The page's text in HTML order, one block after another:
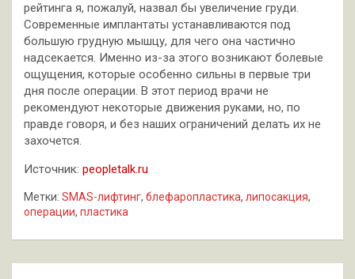
рейтинга я, пожалуй, назвал бы увеличение груди.
Современные имплантаты устанавливаются под
большую грудную мышцу, для чего она частично
надсекается. Именно из-за этого возникают болевые
ощущения, которые особенно сильны в первые три
дня после операции. В этот период врачи не
рекомендуют некоторые движения руками, но, по
правде говоря, и без наших ограничений делать их не
захочется.
Источник: peopletalk.ru
Метки: SMAS-лифтинг, блефаропластика, липосакция,
операции, пластика